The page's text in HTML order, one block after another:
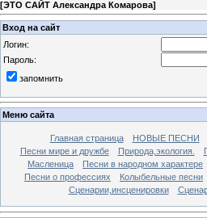
[ЭТО САЙТ Александра Комарова]
Вход на сайт
Логин:
Пароль:
запомнить
Меню сайта
Главная страница НОВЫЕ ПЕСНИ
Песни мире и дружбе
Природа,экология.
Масленица
Песни в народном характере
Песни о профессиях
Колыбельные песни
Сценарии,инсценировки